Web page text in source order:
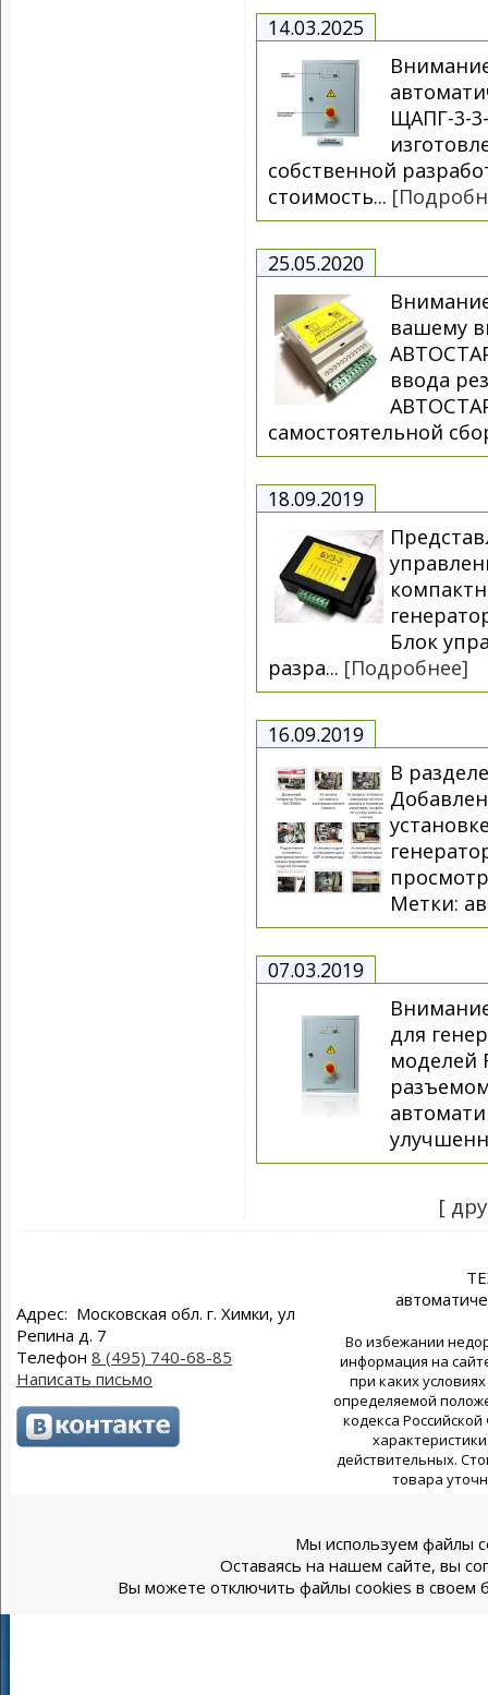
14.03.2025
ЩАПГ-3-
собственной
стоимость...
25.05.2020
вашему
ввода
самостоятельной
18.09.2019
Блок
разра... [Подробнее]
16.09.2019
В
Метки:
07.03.2019
для
моделей
[
Адрес: Московская обл. г. Химки, ул
Репина д. 7
Телефон 8 (495) 740-68-85
Написать письмо
Во избежании
информация на
при каких
определяемой
кодекса
действительных.
товара
Мы используем файлы
Оставаясь на нашем сайте, вы
Вы можете отключить файлы cookies в своем